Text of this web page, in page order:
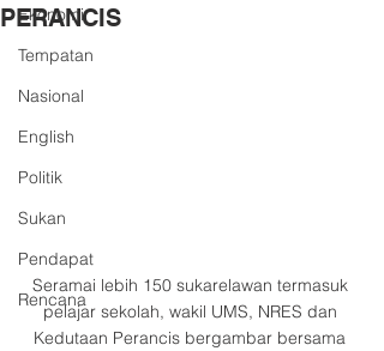
Ekonomi
Tempatan
Nasional
English
Politik
Sukan
Pendapat
Rencana
PERANCIS
Seramai lebih 150 sukarelawan termasuk
pelajar sekolah, wakil UMS, NRES dan
Kedutaan Perancis bergambar bersama